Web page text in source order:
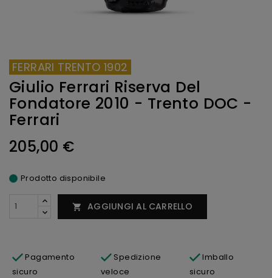
FERRARI TRENTO 1902
Giulio Ferrari Riserva Del
Fondatore 2010 - Trento DOC -
Ferrari
205,00 €
Prodotto disponibile
 AGGIUNGI AL CARRELLO
Pagamento
sicuro
Spedizione
veloce
Imballo
sicuro